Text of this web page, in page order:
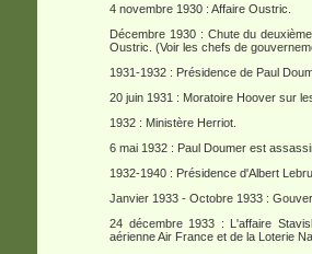
4 novembre 1930 : Affaire Oustric.
Décembre 1930 : Chute du
Oustric. (Voir les chefs de
1931-1932 : Présidence de Paul
20 juin 1931 : Moratoire Hoover sur
1932 : Ministère Herriot.
6 mai 1932 : Paul Doumer est
1932-1940 : Présidence d'Albert
Janvier 1933 - Octobre 1933 :
24 décembre 1933 : L'affaire
aérienne Air France et de la Loterie